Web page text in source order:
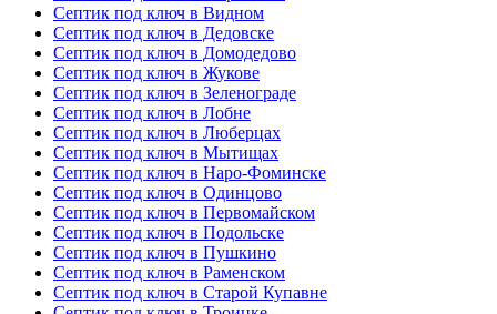
Септик под ключ в Видном
Септик под ключ в Дедовске
Септик под ключ в Домодедово
Септик под ключ в Жукове
Септик под ключ в Зеленограде
Септик под ключ в Лобне
Септик под ключ в Люберцах
Септик под ключ в Мытищах
Септик под ключ в Наро-Фоминске
Септик под ключ в Одинцово
Септик под ключ в Первомайском
Септик под ключ в Подольске
Септик под ключ в Пушкино
Септик под ключ в Раменском
Септик под ключ в Старой Купавне